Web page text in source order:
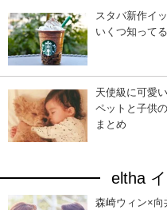
スタバ新作イ
いくつ知って
天使級に可愛
ペットと子供
まとめ
eltha
森崎ウィン×向